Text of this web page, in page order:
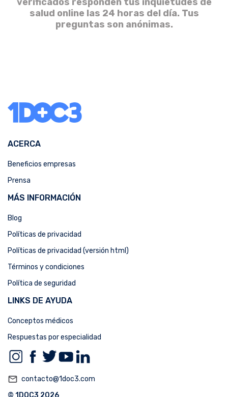
salud online las 24 horas del día. Tus
preguntas son anónimas.
ACERCA
Beneficios empresas
Prensa
MÁS INFORMACIÓN
Blog
Políticas de privacidad
Políticas de privacidad (versión html)
Términos y condiciones
Política de seguridad
LINKS DE AYUDA
Conceptos médicos
Respuestas por especialidad
mail_outline contacto@1doc3.com
© 1DOC3 2026